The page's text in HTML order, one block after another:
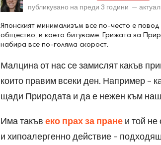
публикувано на преди 3 години —
Японският минимализъм все по-често е
общество, в което битуваме. Грижата за
набира все по-голяма скорост.
Малцина от нас се замислят какъв
които правим всеки ден. Например –
щади Природата и да е нежен към
Има такъв еко прах за пране и той
и хипоалергенно действие –